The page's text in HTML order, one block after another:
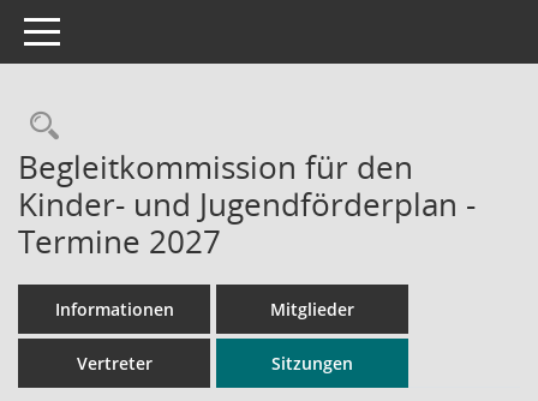
Toggle navigation
Rechercheauswahl
Begleitkommission für den
Kinder- und Jugendförderplan -
Termine 2027
Informationen Mitglieder
Vertreter Sitzungen